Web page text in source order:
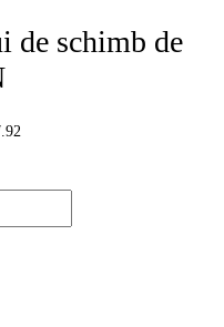
de schimb de